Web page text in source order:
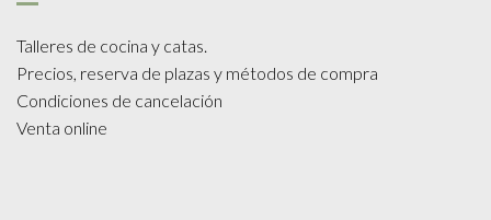
Talleres de cocina y catas.
Precios, reserva de plazas y métodos de compra
Condiciones de cancelación
Venta online